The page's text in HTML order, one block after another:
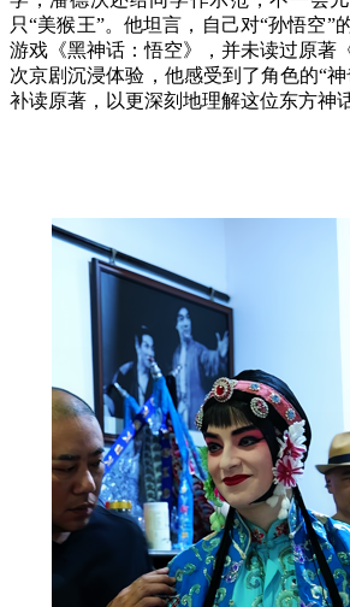
只“美猴王”。他坦言，自己对“孙悟空”
游戏《黑神话：悟空》，并未读过原著
次京剧沉浸体验，他感受到了角色的“
补读原著，以更深刻地理解这位东方神